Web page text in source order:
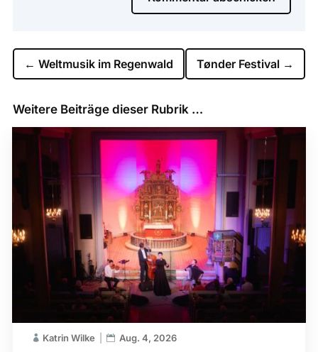
← Weltmusik im Regenwald Tønder Festival →
Weitere Beiträge dieser Rubrik …
Katrin Wilke Aug. 4, 2026